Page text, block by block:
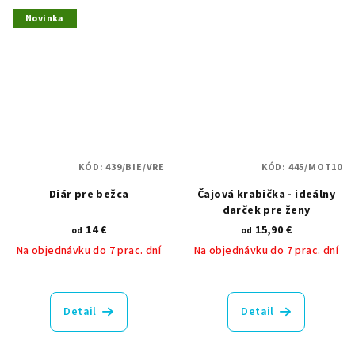
Novinka
Diár pre bežca
od 14 €
Na objednávku do 7 prac. dní
Detail
KÓD:439/BIE/VRE
Čajová krabička - ideálny
darček pre ženy
od 15,90 €
Na objednávku do 7 prac. dní
Detail
KÓD: 445/MOT10